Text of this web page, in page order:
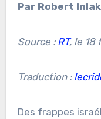
Par Robert
Source : RT, le 18
Traduction :
Des frappes